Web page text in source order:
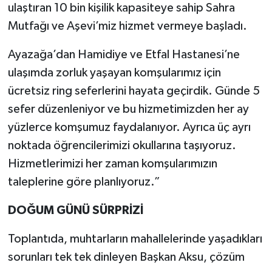
ulaştıran 10 bin kişilik kapasiteye sahip Sahra
Mutfağı ve Aşevi’miz hizmet vermeye başladı.
Ayazağa’dan Hamidiye ve Etfal Hastanesi’ne
ulaşımda zorluk yaşayan komşularımız için
ücretsiz ring seferlerini hayata geçirdik. Günde 5
sefer düzenleniyor ve bu hizmetimizden her ay
yüzlerce komşumuz faydalanıyor. Ayrıca üç ayrı
noktada öğrencilerimizi okullarına taşıyoruz.
Hizmetlerimizi her zaman komşularımızın
taleplerine göre planlıyoruz.”
DOĞUM GÜNÜ SÜRPRİZİ
Toplantıda, muhtarların mahallelerinde yaşadıkları
sorunları tek tek dinleyen Başkan Aksu, çözüm